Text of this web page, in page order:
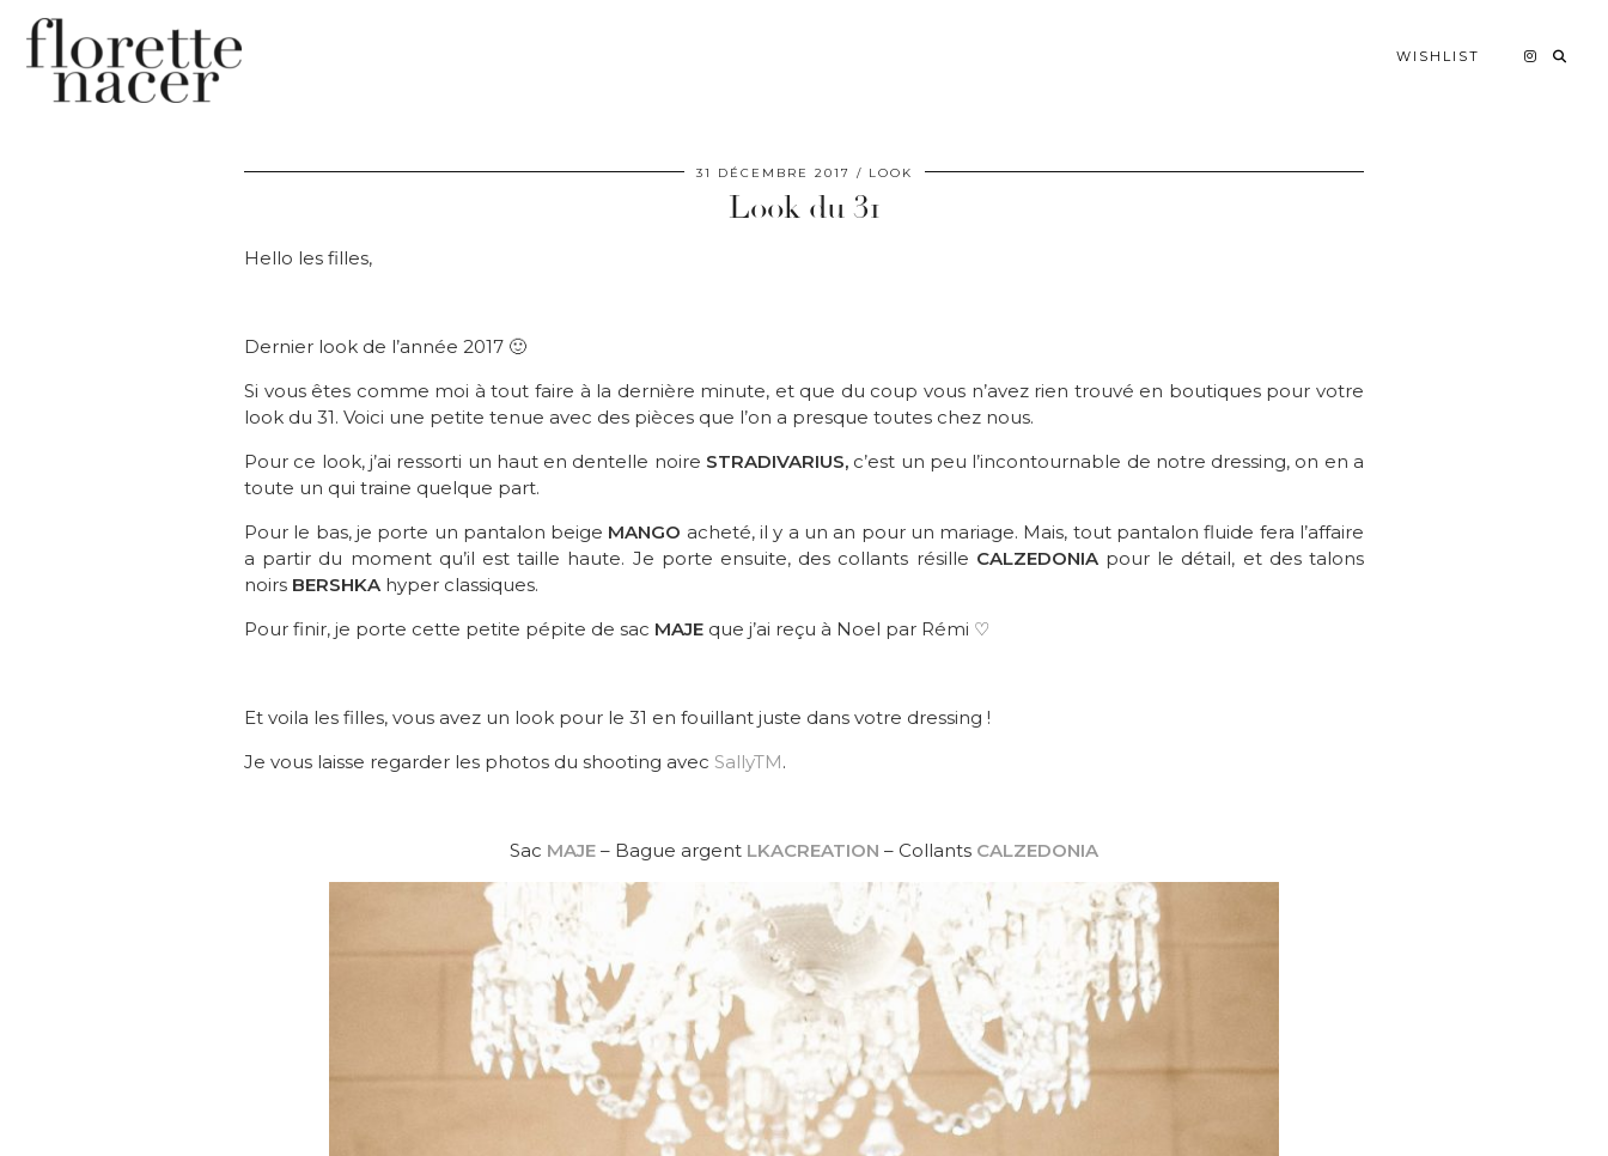
WISHLIST
31 DÉCEMBRE 2017 LOOK
Look du 31
Hello les filles,
Dernier look de l’année 2017 🙂
Si vous êtes comme moi à tout faire à la dernière minute, et que du coup vous n’avez rien trouvé en boutiques pour votre
look du 31. Voici une petite tenue avec des pièces que l’on a presque toutes chez nous.
Pour ce look, j’ai ressorti un haut en dentelle noire STRADIVARIUS, c’est un peu l’incontournable de notre dressing, on en a
toute un qui traine quelque part.
Pour le bas, je porte un pantalon beige MANGO acheté, il y a un an pour un mariage. Mais, tout pantalon fluide fera l’affaire
a partir du moment qu’il est taille haute. Je porte ensuite, des collants résille CALZEDONIApour le détail, et des talons
noirs BERSHKA hyper classiques.
Pour finir, je porte cette petite pépite de sac MAJE que j’ai reçu à Noel par Rémi ♡
Et voila les filles, vous avez un look pour le 31 en fouillant juste dans votre dressing !
Je vous laisse regarder les photos du shooting avec SallyTM.
Sac MAJE – Bague argent LKACREATION – Collants CALZEDONIA